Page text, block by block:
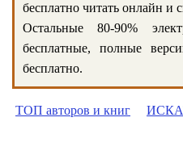
бесплатно читать онлайн и
Остальные 80-90%
бесплатные, полные
бесплатно.
ТОП авторов и книг